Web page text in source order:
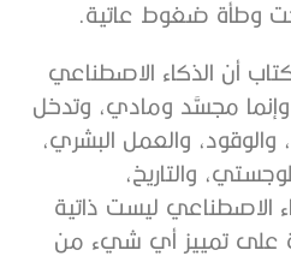
وطأة ضغوط عاتية.
أن الذكاء الاصطناعي
وإنما مجسَّد ومادي، وتدخل
والوقود، والعمل البشري،
والتاريخ،
الاصطناعي ليست ذاتية
على تمييز أي شيء من